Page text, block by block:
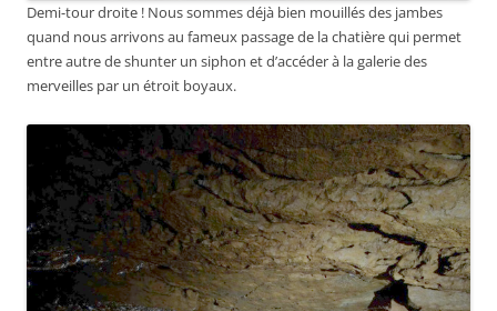
Demi-tour droite ! Nous sommes déjà bien mouillés des jambes
quand nous arrivons au fameux passage de la chatière qui permet
entre autre de shunter un siphon et d’accéder à la galerie des
merveilles par un étroit boyaux.